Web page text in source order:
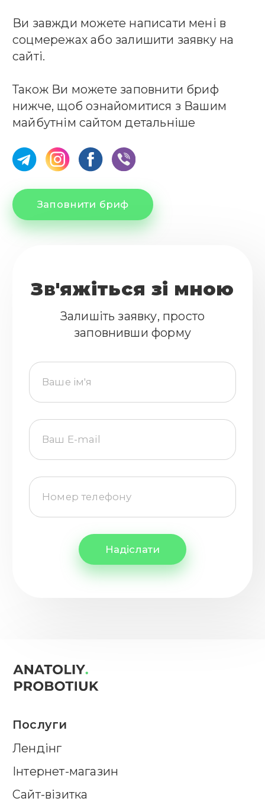
Ви завжди можете написати мені в
соцмережах або залишити заявку на
сайті.
Також Ви можете заповнити бриф
нижче, щоб ознайомитися з Вашим
майбутнім сайтом детальніше
Заповнити бриф
Зв'яжіться зі мною
Залишіть заявку, просто
заповнивши форму
Надіслати
Послуги
Лендінг
Інтернет-магазин
Сайт-візитка